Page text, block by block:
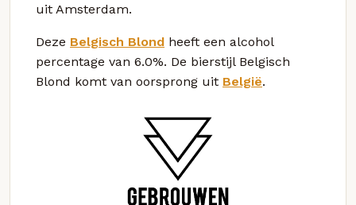
uit Amsterdam.
Deze Belgisch Blond heeft een alcohol
percentage van 6.0%. De bierstijl Belgisch
Blond komt van oorsprong uit België.